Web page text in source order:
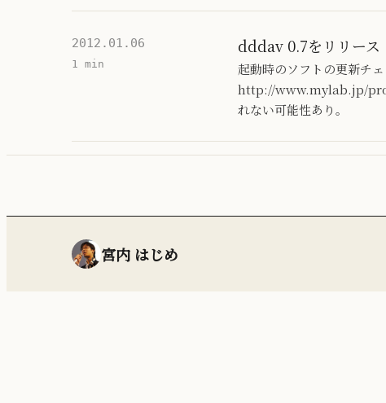
2012.01.06
1 min
dddav 0.7をリリース
起動時のソフトの更新チ
http://www.mylab.jp/
れない可能性あり。
宮内 はじめ